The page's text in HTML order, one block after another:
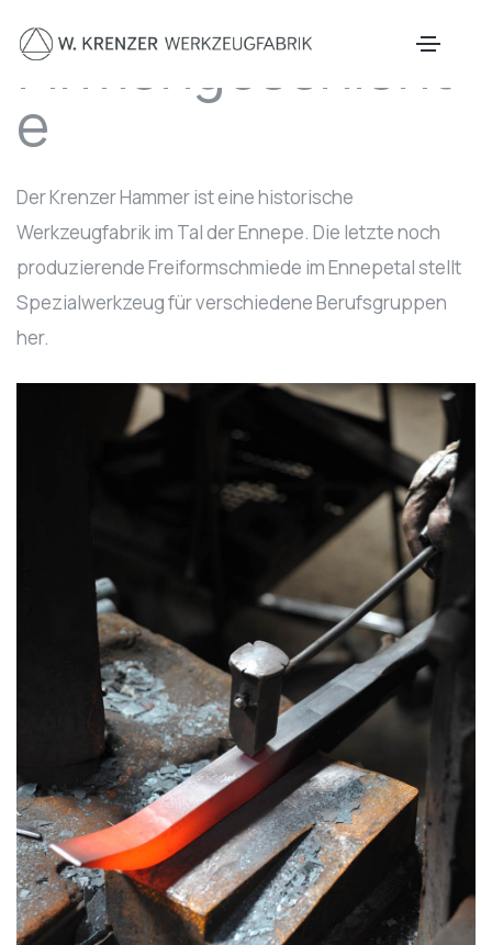
Firmengeschicht
e
Der Krenzer Hammer ist eine historische
Werkzeugfabrik im Tal der Ennepe. Die letzte noch
produzierende Freiformschmiede im Ennepetal stellt
Spezialwerkzeug für verschiedene Berufsgruppen
her.